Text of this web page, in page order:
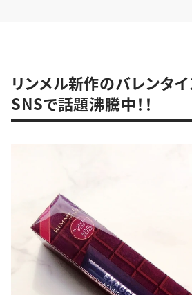
リンメル新作のバレンタ
SNSで話題沸騰中！！